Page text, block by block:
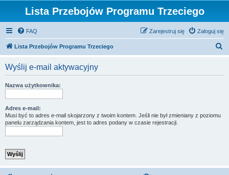
Lista Przebojów Programu Trzeciego
FAQ Zaloguj się
Zarejestruj się
Lista Przebojów Programu Trzeciego
Wyślij e-mail aktywacyjny
Nazwa użytkownika:
Adres e-mail:
Musi być to adres e-mail skojarzony z twoim kontem. Jeśli nie był zmieniany z poziomu
panelu zarządzania kontem, jest to adres podany w czasie rejestracji.